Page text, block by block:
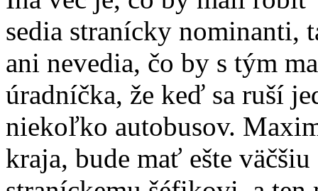
sedia stranícky nominanti,
ani nevedia, čo by s tým
úradníčka, že keď sa ruší
niekoľko autobusov.
kraja, bude mať ešte